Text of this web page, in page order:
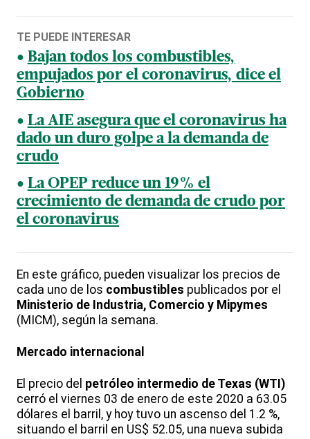
TE PUEDE INTERESAR
Bajan todos los combustibles,
empujados por el coronavirus, dice el
Gobierno
La AIE asegura que el coronavirus ha
dado un duro golpe a la demanda de
crudo
La OPEP reduce un 19% el
crecimiento de demanda de crudo por
el coronavirus
En este gráfico, pueden visualizar los precios de
cada uno de los combustibles publicados por el
Ministerio de Industria, Comercio y Mipymes
(MICM), según la semana.
Mercado internacional
El precio del petróleo intermedio de Texas (WTI)
cerró el viernes 03 de enero de este 2020 a 63.05
dólares el barril, y hoy tuvo un ascenso del 1.2 %,
situando el barril en US$ 52.05, una nueva subida